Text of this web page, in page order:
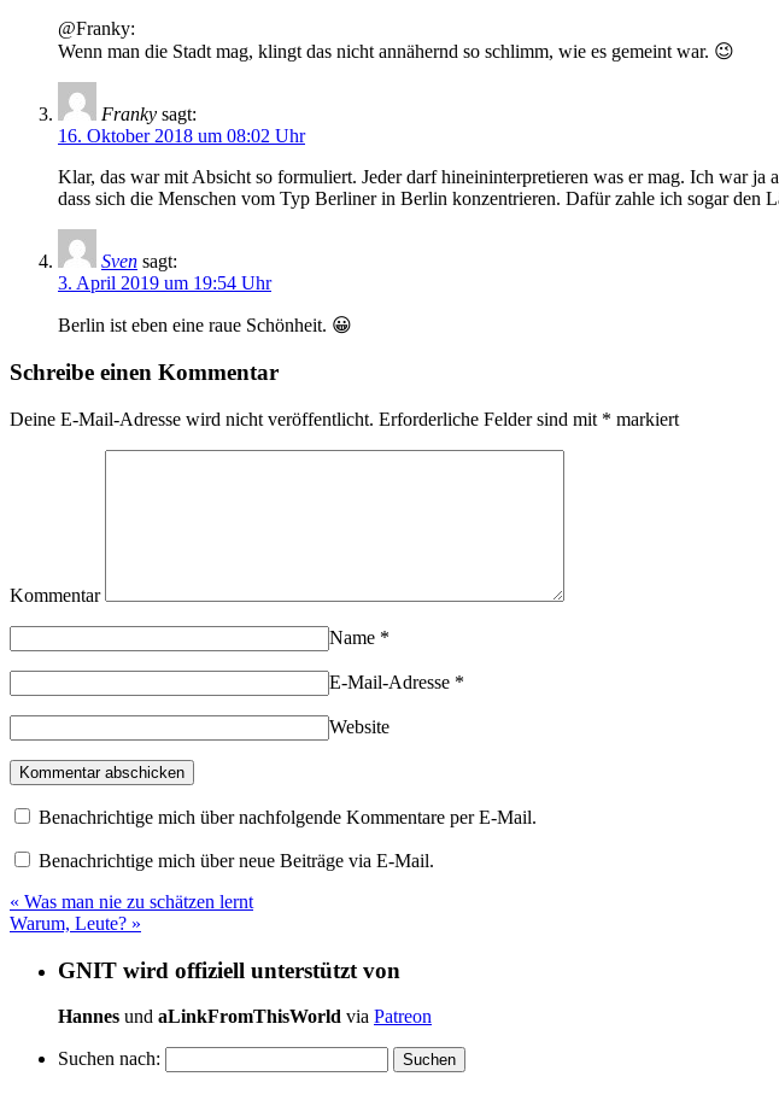
@Franky:
Wenn man die Stadt mag, klingt das nicht annähernd so schlimm, wie es gemeint war. 😉
Franky sagt:
16. Oktober 2018 um 08:02 Uhr
Klar, das war mit Absicht so formuliert. Jeder darf hineininterpretieren was er mag. Ich war
dass sich die Menschen vom Typ Berliner in Berlin konzentrieren. Dafür zahle ich sogar den
Sven sagt:
3. April 2019 um 19:54 Uhr
Berlin ist eben eine raue Schönheit. 😀
Schreibe einen Kommentar
Deine E-Mail-Adresse wird nicht veröffentlicht. Erforderliche Felder sind mit * markiert
Kommentar
Name *
E-Mail-Adresse *
Website
Benachrichtige mich über nachfolgende Kommentare per E-Mail.
Benachrichtige mich über neue Beiträge via E-Mail.
« Was man nie zu schätzen lernt
Warum, Leute? »
GNIT wird offiziell unterstützt von
Hannes und aLinkFromThisWorld via Patreon
Suchen nach: